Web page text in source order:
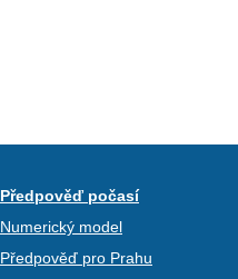
Předpověď počasí
Numerický model
Předpověď pro Prahu